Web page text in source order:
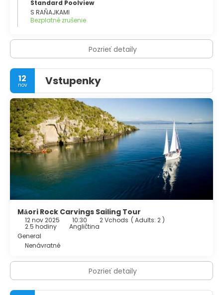
Standard Poolview
S RAŇAJKAMI
Bezplatné zrušenie
Pozrieť detaily
12
nov Vstupenky
Māori Rock Carvings Sailing Tour
12 nov 2025 10:30 2 Vchods ( Adults: 2 )
2.5 hodiny
Angličtina
General
Nenávratné
Pozrieť detaily